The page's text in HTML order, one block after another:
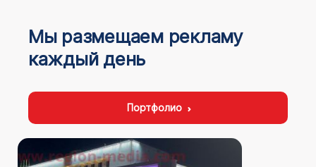
Мы размещаем рекламу
каждый день
Портфолио